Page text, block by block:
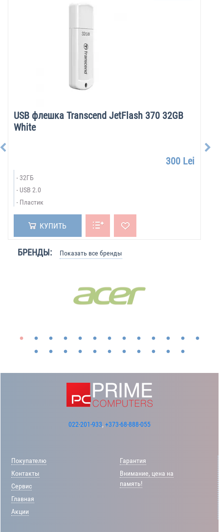
USB флешка Transcend JetFlash 370 32GB
White
300 Lei
32ГБ
USB 2.0
Пластик
КУПИТЬ
БРЕНДЫ: Показать все бренды
022-201-933, +373-68-888-055
Покупателю
Контакты
Сервис
Главная
Акции
Гарантия
Внимание, цена на
память!